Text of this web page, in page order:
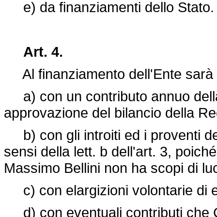
e) da finanziamenti dello Stato.
Art. 4.
Al finanziamento dell'Ente sarà
a) con un contributo annuo
approvazione del bilancio della
b) con gli introiti ed i proventi
sensi della lett. b dell'art. 3,
Massimo Bellini non ha scopi di
c) con elargizioni volontarie di
d) con eventuali contributi che